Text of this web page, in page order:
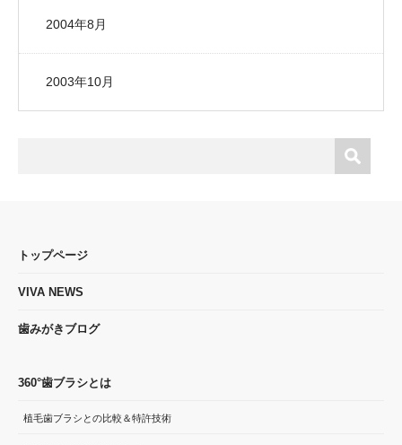
2004年8月
2003年10月
トップページ
VIVA NEWS
歯みがきブログ
360°歯ブラシとは
植毛歯ブラシとの比較＆特許技術